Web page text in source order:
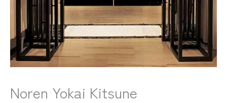
Noren Yokai Kitsune